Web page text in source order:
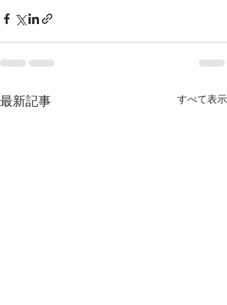
最新記事 すべて表示